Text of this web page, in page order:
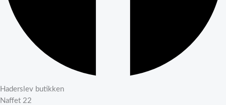
Haderslev butikken
Naffet 22